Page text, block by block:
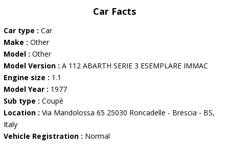
Car Facts
Car type : Car
Make : Other
Model : Other
Model Version : A 112 ABARTH SERIE 3 ESEMPLARE IMMAC
Engine size : 1.1
Model Year : 1977
Sub type : Coupé
Location : Via Mandolossa 65 25030 Roncadelle - Brescia - BS,
Italy
Vehicle Registration : Normal